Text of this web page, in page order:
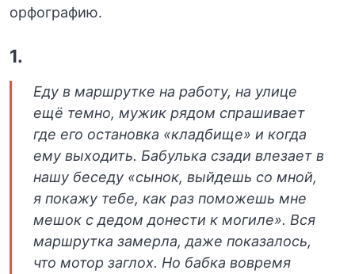
орфографию.
1.
Еду в маршрутке на работу, на улице
ещё темно, мужик рядом спрашивает
где его остановка «кладбище» и когда
ему выходить. Бабулька сзади влезает в
нашу беседу «сынок, выйдешь со мной,
я покажу тебе, как раз поможешь мне
мешок с дедом донести к могиле». Вся
маршрутка замерла, даже показалось,
что мотор заглох. Но бабка вовремя